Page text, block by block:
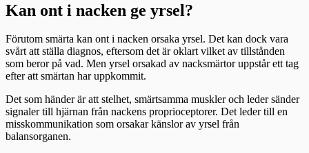
Kan ont i nacken ge yrsel?
Förutom smärta kan ont i nacken orsaka yrsel. Det kan dock vara
svårt att ställa diagnos, eftersom det är oklart vilket av tillstånden
som beror på vad. Men yrsel orsakad av nacksmärtor uppstår ett tag
efter att smärtan har uppkommit.
Det som händer är att stelhet, smärtsamma muskler och leder sänder
signaler till hjärnan från nackens proprioceptorer. Det leder till en
misskommunikation som orsakar känslor av yrsel från
balansorganen.